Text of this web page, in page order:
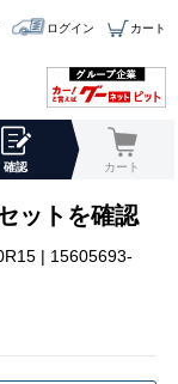
ログイン カート
確認 カート
ットを確認
| 15605693-